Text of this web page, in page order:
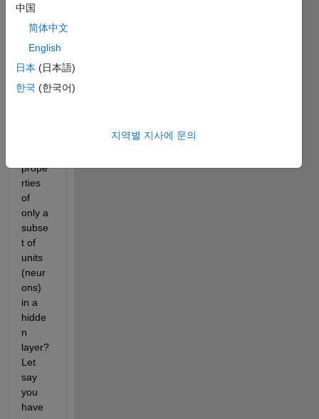
I am
wond
ering
possi
prope
rties
of
only a
subse
t of
units
(neur
ons)
in a
hidde
n
layer?
Let
say
you
have
中国
简体中文
English
日本 (日本語)
한국 (한국어)
지역별 지사에 문의